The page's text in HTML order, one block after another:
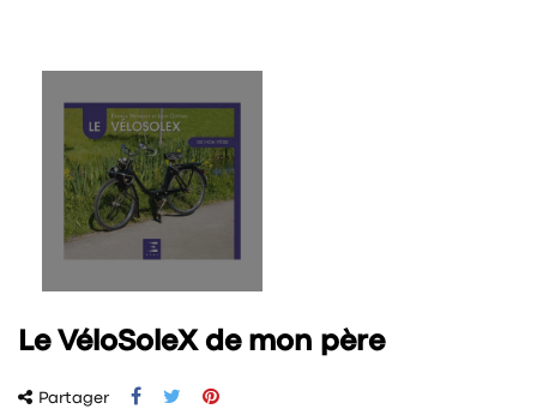
Le VéloSoleX de mon père
Partager